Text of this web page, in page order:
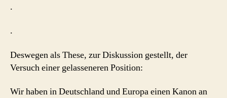
.
.
Deswegen als These, zur Diskussion gestellt, der
Versuch einer gelasseneren Position:
Wir haben in Deutschland und Europa einen Kanon an